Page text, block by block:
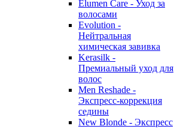
Elumen Care - Уход за
волосами
Evolution -
Нейтральная
химическая завивка
Kerasilk -
Премиальный уход для
волос
Men Reshade -
Экспресс-коррекция
седины
New Blonde - Экспресс